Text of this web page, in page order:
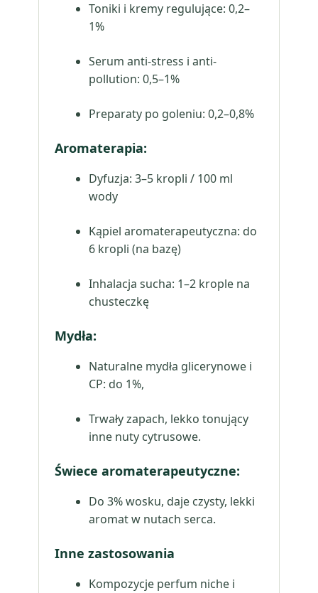
Toniki i kremy regulujące: 0,2–
1%
Serum anti-stress i anti-
pollution: 0,5–1%
Preparaty po goleniu: 0,2–0,8%
Aromaterapia:
Dyfuzja: 3–5 kropli / 100 ml
wody
Kąpiel aromaterapeutyczna: do
6 kropli (na bazę)
Inhalacja sucha: 1–2 krople na
chusteczkę
Mydła:
Naturalne mydła glicerynowe i
CP: do 1%,
Trwały zapach, lekko tonujący
inne nuty cytrusowe.
Świece aromaterapeutyczne:
Do 3% wosku, daje czysty, lekki
aromat w nutach serca.
Inne zastosowania
Kompozycje perfum niche i